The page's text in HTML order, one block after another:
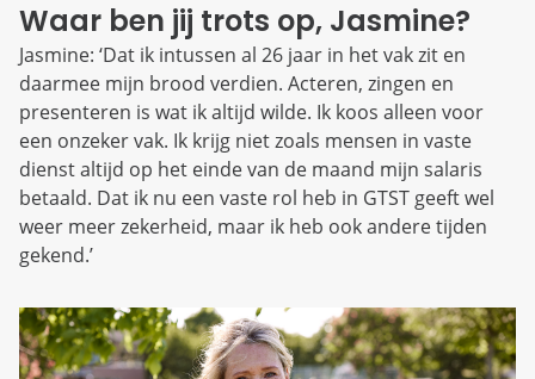
Waar ben jij trots op, Jasmine?
Jasmine: ‘Dat ik intussen al 26 jaar in het vak zit en
daarmee mijn brood verdien. Acteren, zingen en
presenteren is wat ik altijd wilde. Ik koos alleen voor
een onzeker vak. Ik krijg niet zoals mensen in vaste
dienst altijd op het einde van de maand mijn salaris
betaald. Dat ik nu een vaste rol heb in GTST geeft wel
weer meer zekerheid, maar ik heb ook andere tijden
gekend.’